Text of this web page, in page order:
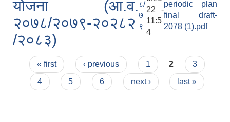
योजना (आ.व.
२०७८/२०७९-२०२८२
/२०८३)
८/
७
९
22 -
11:5
4
periodic plan
final draft-
2078 (1).pdf
Pages
« first ‹ previous 1 2
3
4
5 6 next › last »